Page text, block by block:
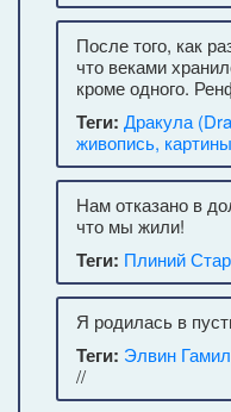
После того, как
что веками
кроме одного.
Теги: Дракула
живопись, картины
Нам отказано в
что мы жили!
Теги: Плиний
Я родилась в
Теги: Элвин
//